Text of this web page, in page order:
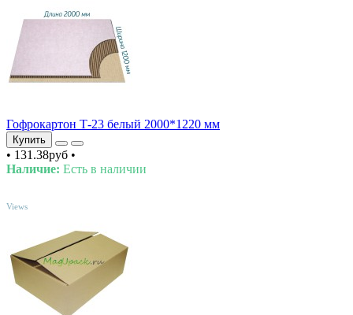
Гофрокартон Т-23 белый 2000*1220 мм
Купить
• 131.38руб •
Наличие: Есть в наличии
Views